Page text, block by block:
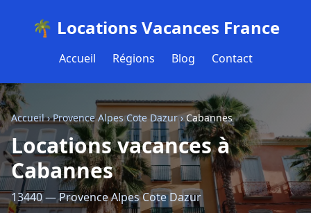
🌴 Locations Vacances France
Accueil Régions Blog Contact
Accueil›Provence Alpes Cote Dazur›Cabannes
Locations vacances à
Cabannes
13440 — Provence Alpes Cote Dazur